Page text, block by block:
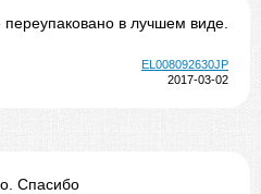
в лучшем виде.
EL008092630JP
2017-03-02
Спасибо